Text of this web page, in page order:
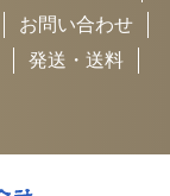
お問い合わせ
発送・送料